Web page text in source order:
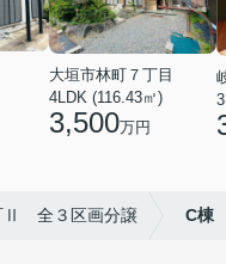
大垣市林町７丁目
4LDK (116.43㎡)
3,500万円
Ⅱ 全３区画分譲 C棟